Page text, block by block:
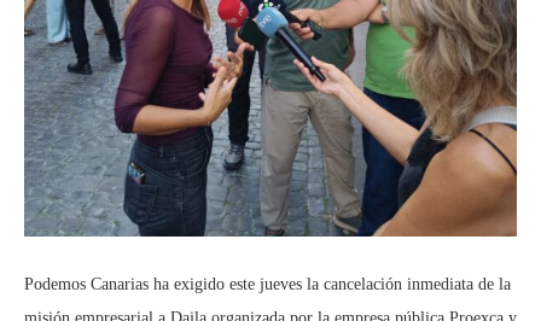
Podemos Canarias ha exigido este jueves la cancelación inmediata de la